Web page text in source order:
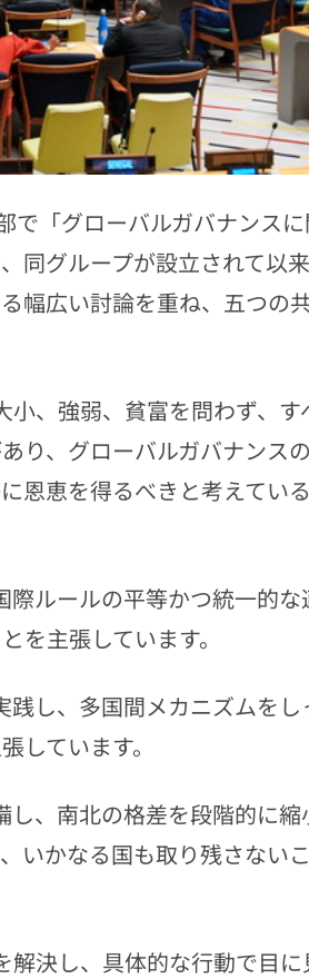
で「グローバルガバナンス
同グループが設立されて以
幅広い討論を重ね、五つの
、強弱、貧富を問わず、す
り、グローバルガバナンス
恩恵を得るべきと考えてい
ルールの平等かつ統一的な
を主張しています。
し、多国間メカニズムをし
しています。
、南北の格差を段階的に
いかなる国も取り残さない
決し、具体的な行動で目